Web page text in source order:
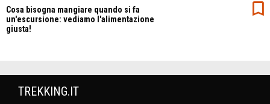
Cosa bisogna mangiare quando si fa
un'escursione: vediamo l'alimentazione
giusta!
TREKKING.IT